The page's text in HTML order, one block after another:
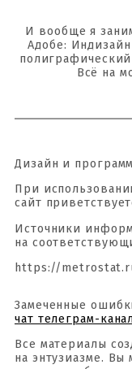
И вообще я
Адобе:
Всё на
Дизайн и
При
сайт
Источники
на
https://
Замеченные
чат телеграм-
Все материалы
на энтузиазме. Вы